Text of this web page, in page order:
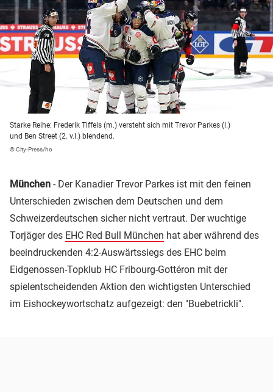
Starke Reihe: Frederik Tiffels (m.) versteht sich mit Trevor Parkes (l.)
und Ben Street (2. v.l.) blendend.
© City-Press/ho
München - Der Kanadier Trevor Parkes ist mit den feinen
Unterschieden zwischen dem Deutschen und dem
Schweizerdeutschen sicher nicht vertraut. Der wuchtige
Torjäger des EHC Red Bull München hat aber während des
beeindruckenden 4:2-Auswärtssiegs des EHC beim
Eidgenossen-Topklub HC Fribourg-Gottéron mit der
spielentscheidenden Aktion den wichtigsten Unterschied
im Eishockeywortschatz aufgezeigt: den "Buebetrickli".